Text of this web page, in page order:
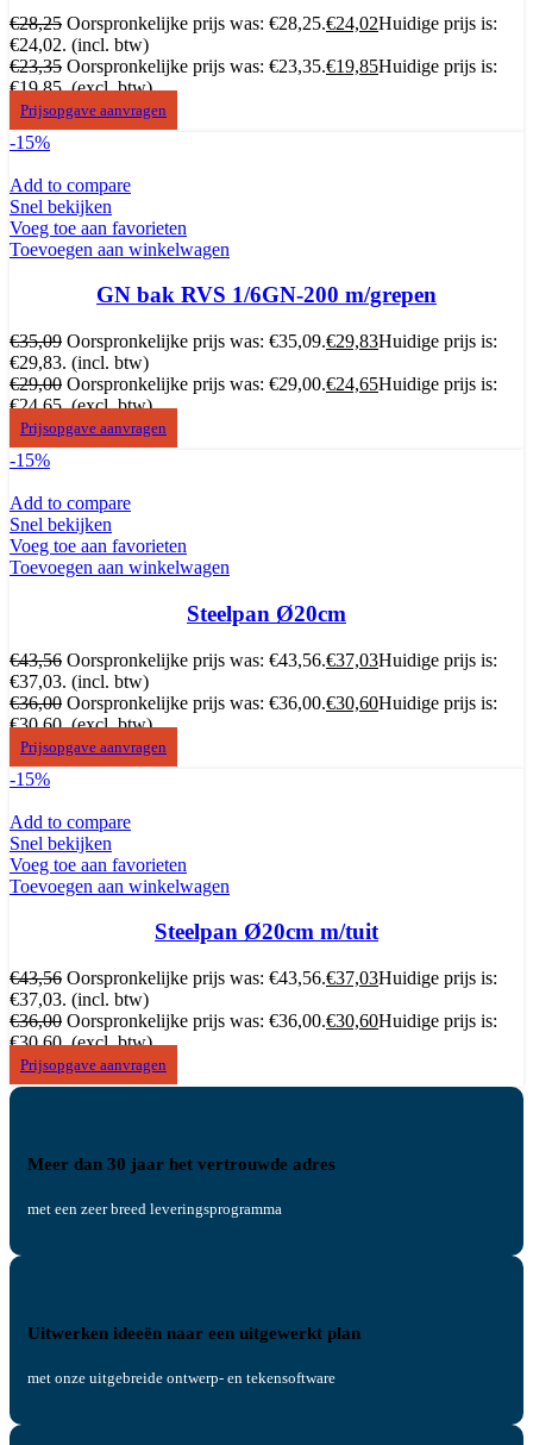
€28,25 Oorspronkelijke prijs was: €28,25.€24,02Huidige prijs is:
€24,02. (incl. btw)
€23,35 Oorspronkelijke prijs was: €23,35.€19,85Huidige prijs is:
€19,85. (excl. btw)
Prijsopgave aanvragen
-15%
Add to compare
Snel bekijken
Voeg toe aan favorieten
Toevoegen aan winkelwagen
GN bak RVS 1/6GN-200 m/grepen
€35,09 Oorspronkelijke prijs was: €35,09.€29,83Huidige prijs is:
€29,83. (incl. btw)
€29,00 Oorspronkelijke prijs was: €29,00.€24,65Huidige prijs is:
€24,65. (excl. btw)
Prijsopgave aanvragen
-15%
Add to compare
Snel bekijken
Voeg toe aan favorieten
Toevoegen aan winkelwagen
Steelpan Ø20cm
€43,56 Oorspronkelijke prijs was: €43,56.€37,03Huidige prijs is:
€37,03. (incl. btw)
€36,00 Oorspronkelijke prijs was: €36,00.€30,60Huidige prijs is:
€30,60. (excl. btw)
Prijsopgave aanvragen
-15%
Add to compare
Snel bekijken
Voeg toe aan favorieten
Toevoegen aan winkelwagen
Steelpan Ø20cm m/tuit
€43,56 Oorspronkelijke prijs was: €43,56.€37,03Huidige prijs is:
€37,03. (incl. btw)
€36,00 Oorspronkelijke prijs was: €36,00.€30,60Huidige prijs is:
€30,60. (excl. btw)
Prijsopgave aanvragen
Meer dan 30 jaar het vertrouwde adres
met een zeer breed leveringsprogramma
Uitwerken ideeën naar een uitgewerkt plan
met onze uitgebreide ontwerp- en tekensoftware